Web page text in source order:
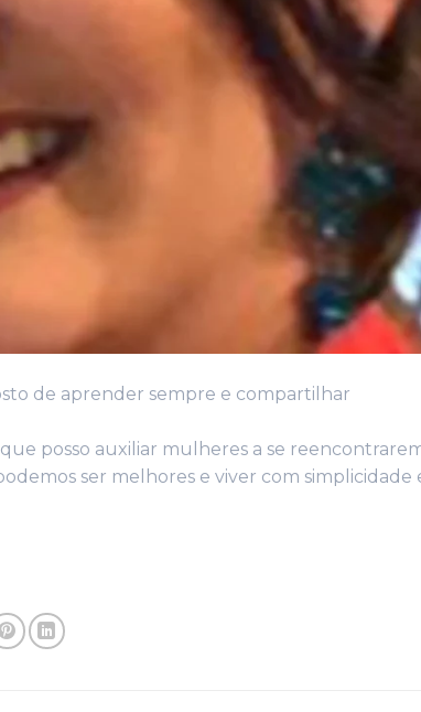
de aprender sempre e compartilhar
posso auxiliar mulheres a se
ser melhores e viver com simplicidade